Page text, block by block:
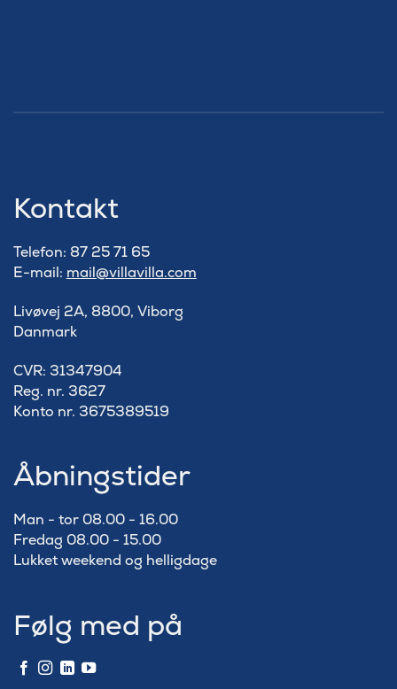
Kontakt
Telefon: 87 25 71 65
E-mail: mail@villavilla.com
Livøvej 2A, 8800, Viborg
Danmark
​CVR: 31347904
Reg. nr. 3627
Konto nr. 3675389519
Åbningstider
Man - tor 08.00 - 16.00
Fredag 08.00 - 15.00
Lukket weekend og helligdage
Følg med på